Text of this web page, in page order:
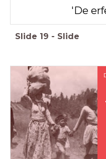
'De
Slide 19 - Slide